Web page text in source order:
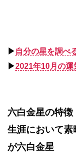
▶︎ 自分の星を調べ
▶︎2021年10月の運
六白金星の特徴
生涯において
が六白金星